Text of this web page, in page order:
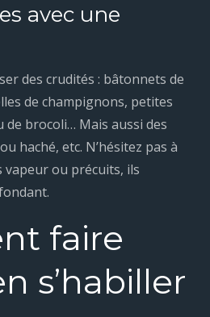
avec une
des crudités : bâtonnets de
de champignons, petites
brocoli… Mais aussi des
haché, etc. N’hésitez pas à
ou précuits, ils
faire
s’habiller